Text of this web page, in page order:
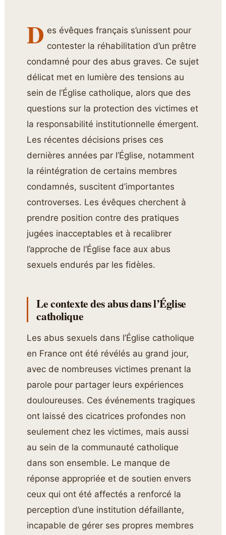
D es évêques français s’unissent pour
contester la réhabilitation d’un prêtre
condamné pour des abus graves. Ce sujet
délicat met en lumière des tensions au
sein de l’Église catholique, alors que des
questions sur la protection des victimes et
la responsabilité institutionnelle émergent.
Les récentes décisions prises ces
dernières années par l’Église, notamment
la réintégration de certains membres
condamnés, suscitent d’importantes
controverses. Les évêques cherchent à
prendre position contre des pratiques
jugées inacceptables et à recalibrer
l’approche de l’Église face aux abus
sexuels endurés par les fidèles.
Le contexte des abus dans l’Église
catholique
Les abus sexuels dans l’Église catholique
en France ont été révélés au grand jour,
avec de nombreuses victimes prenant la
parole pour partager leurs expériences
douloureuses. Ces événements tragiques
ont laissé des cicatrices profondes non
seulement chez les victimes, mais aussi
au sein de la communauté catholique
dans son ensemble. Le manque de
réponse appropriée et de soutien envers
ceux qui ont été affectés a renforcé la
perception d’une institution défaillante,
incapable de gérer ses propres membres